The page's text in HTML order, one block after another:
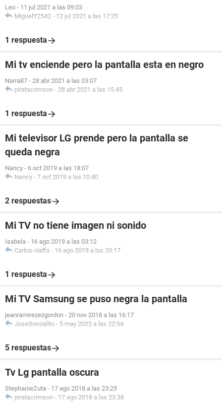
Leo - 11 jul 2021 a las 09:03
MiguelY2542 - 12 jul 2021 a las 17:25
1 respuesta
Mi tv enciende pero la pantalla esta en negro
Narra87 - 28 abr 2021 a las 03:07
piratacrimson - 28 abr 2021 a las 15:45
1 respuesta
Mi televisor LG prende pero la pantalla se
queda negra
Nancy - 6 oct 2019 a las 18:07
Nancy - 7 oct 2019 a las 10:40
2 respuestas
Mi TV no tiene imagen ni sonido
Isabela - 16 ago 2019 a las 03:12
Carlos-vialfa - 16 ago 2019 a las 20:17
1 respuesta
Mi TV Samsung se puso negra la pantalla
jeanramirezezgordon - 20 nov 2018 a las 16:17
JoseGonzalito - 5 may 2023 a las 22:54
5 respuestas
Tv Lg pantalla oscura
StephanieZuta - 17 ago 2018 a las 23:25
piratacrimson - 17 ago 2018 a las 23:38